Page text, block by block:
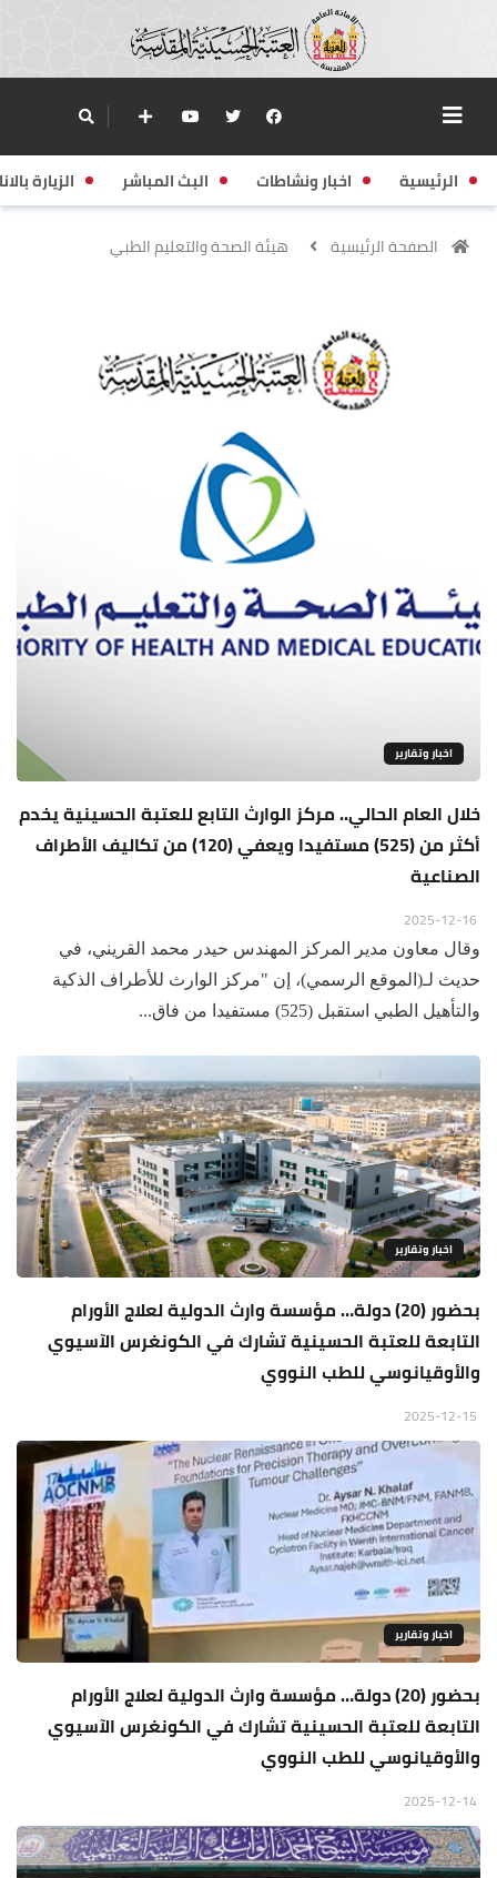
الرئيسية اخبار ونشاطات البث المباشر الزيارة
الصفحة الرئيسية هيئة الصحة والتعليم الطبي
اخبار وتقارير
خلال العام الحالي.. مركز الوارث التابع للعتبة الحسينية يخدم
أكثر من (525) مستفيدا ويعفي (120) من تكاليف الأطراف
الصناعية
وقال معاون مدير المركز المهندس حيدر محمد القريني، في
حديث لـ(الموقع الرسمي)، إن "مركز الوارث للأطراف الذكية
والتأهيل الطبي استقبل (525) مستفيدا من فاق...
اخبار وتقارير
بحضور (20) دولة… مؤسسة وارث الدولية لعلاج الأورام
التابعة للعتبة الحسينية تشارك في الكونغرس الآسيوي
والأوقيانوسي للطب النووي
اخبار وتقارير
بحضور (20) دولة… مؤسسة وارث الدولية لعلاج الأورام
التابعة للعتبة الحسينية تشارك في الكونغرس الآسيوي
والأوقيانوسي للطب النووي